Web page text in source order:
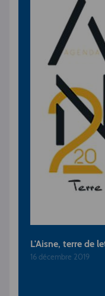
L'Aisne, terre de
16 décembre 2019